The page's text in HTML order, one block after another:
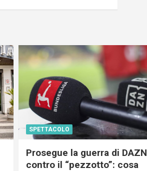
SPETTACOLO
Prosegue la guerra di DAZN
contro il “pezzotto”: cosa